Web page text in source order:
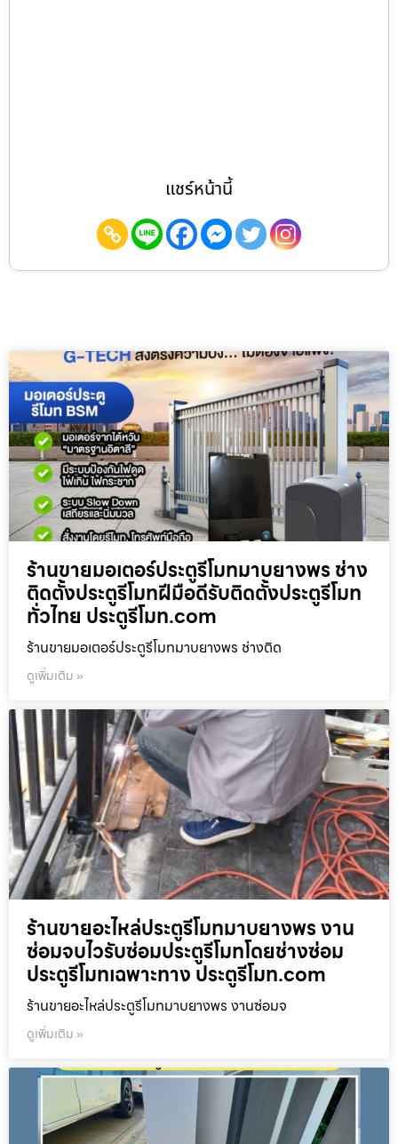
แชร์หน้านี้
ร้านขายมอเตอร์ประตูรีโมทมาบยางพร ช่าง
ติดตั้งประตูรีโมทฝีมือดีรับติดตั้งประตูรีโมท
ทั่วไทย ประตูรีโมท.com
ร้านขายมอเตอร์ประตูรีโมทมาบยางพร ช่างติด
ดูเพิ่มเติม »
ร้านขายอะไหล่ประตูรีโมทมาบยางพร งาน
ซ่อมจบไวรับซ่อมประตูรีโมทโดยช่างซ่อม
ประตูรีโมทเฉพาะทาง ประตูรีโมท.com
ร้านขายอะไหล่ประตูรีโมทมาบยางพร งานซ่อมจ
ดูเพิ่มเติม »